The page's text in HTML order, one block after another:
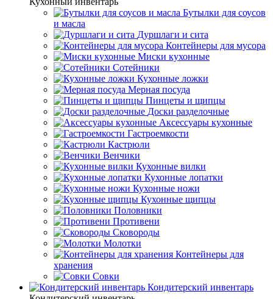
Бутылки для соусов
и масла
Дуршлаги и сита
Контейнеры для мусора
Миски кухонные
Сотейники
Кухонные ложки
Мерная посуда
Пинцеты и щипцы
Доски разделочные
Аксессуары кухонные
Гастроемкости
Кастрюли
Венчики
Кухонные вилки
Кухонные лопатки
Кухонные ножи
Кухонные щипцы
Половники
Противени
Сковороды
Молотки
Контейнеры для
хранения
Совки
Кондитерский инвентарь